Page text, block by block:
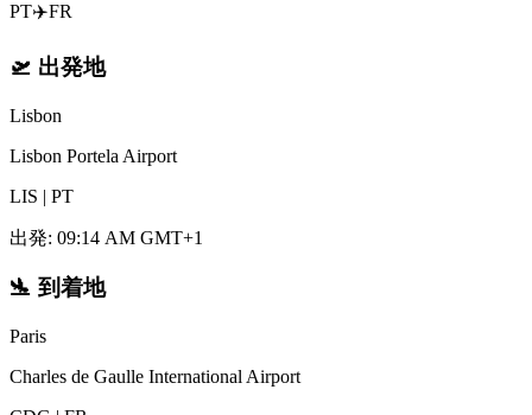
PT✈️FR
🛫 出発地
Lisbon
Lisbon Portela Airport
LIS | PT
出発: 09:14 AM GMT+1
🛬 到着地
Paris
Charles de Gaulle International Airport